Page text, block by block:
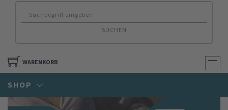
SUCHEN
WARENKORB
SHOP